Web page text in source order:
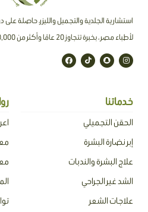
استشارية الجلدية والتجميل والليزر، حاصلة على
لأطباء مصر ، بخبرة تتجاوز 20 عامًا وأكثر من 150,000 حالة معالجة.
I
n
s
a
S
n
a
a
t
T
i
k
F
a
c
خدماتنا
الحقن التجميلي
إبر نضارة البشرة
علاج البشرة والندبات
الشد غير الجراحي
علاجات الشعر